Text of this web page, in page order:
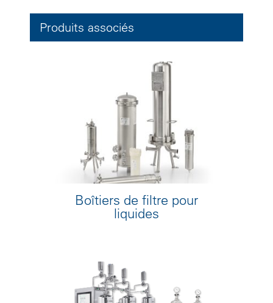
Produits associés
Boîtiers de filtre pour
liquides